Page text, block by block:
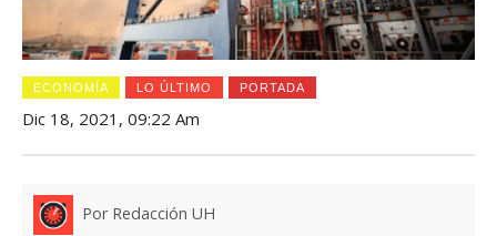
ECONOMÍA LO ÚLTIMO PORTADA
Dic 18, 2021, 09:22 Am
Por Redacción UH